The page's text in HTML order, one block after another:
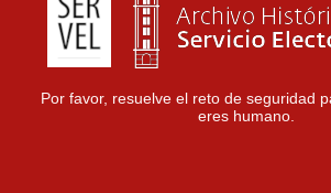
Por favor, resuelve el reto de seguridad
eres humano.